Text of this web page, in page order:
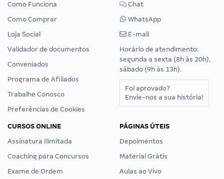
Como Funciona
Como Comprar
Loja Social
Validador de documentos
Conveniados
Programa de Afiliados
Trabalhe Conosco
Preferências de Cookies
Chat
WhatsApp
E-mail
Horário de atendimento:
segunda a sexta (8h às 20h),
sábado (9h às 13h).
Foi aprovado?
Envie-nos a sua história!
CURSOS ONLINE
Assinatura Ilimitada
Coaching para Concursos
Exame de Ordem
PÁGINAS ÚTEIS
Depoimentos
Material Grátis
Aulas ao Vivo